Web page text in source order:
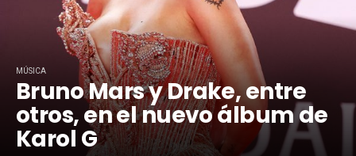
MÚSICA
Bruno Mars y Drake, entre
otros, en el nuevo álbum de
Karol G